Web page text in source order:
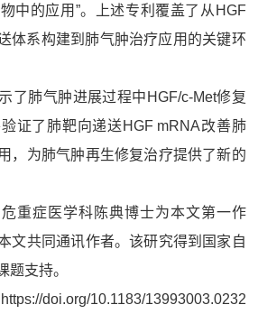
中的应用”。上述专利覆盖了从HGF
体系构建到肺气肿治疗应用的关键环
了肺气肿进展过程中HGF/c-Met修复
证了肺靶向递送HGF mRNA改善肺
，为肺气肿再生修复治疗提供了新的
重症医学科陈典博士为本文第一作
文共同通讯作者。该研究得到国家自
题支持。
doi.org/10.1183/13993003.0232